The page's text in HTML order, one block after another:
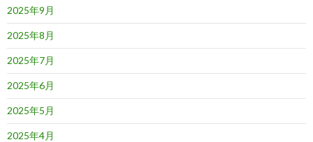
2025年9月
2025年8月
2025年7月
2025年6月
2025年5月
2025年4月